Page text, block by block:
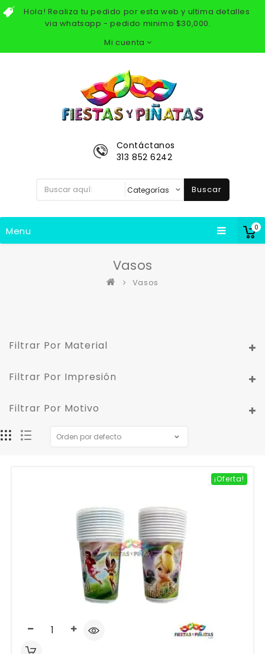
Hola! Realiza tu pedido por esta web y ultima detalles
via whatsapp - pedido minimo $30,000.
Mi cuenta
0
Contáctanos
313 852 6242
Buscar
Menu
Vasos
Vasos
Filtrar Por Material
Filtrar Por Impresión
Filtrar Por Motivo
¡Oferta!